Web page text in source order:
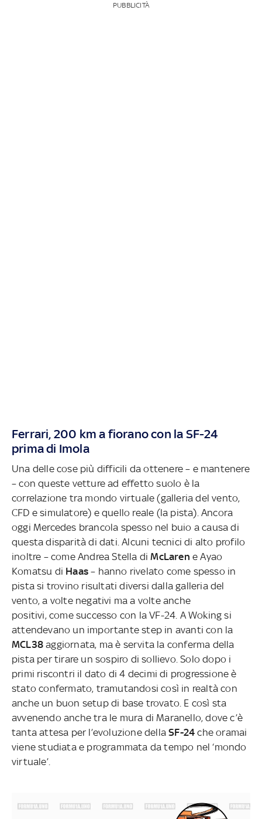
PUBBLICITÀ
Ferrari, 200 km a fiorano con la SF-24
prima di Imola
Una delle cose più difficili da ottenere – e mantenere
– con queste vetture ad effetto suolo è la
correlazione tra mondo virtuale (galleria del vento,
CFD e simulatore) e quello reale (la pista). Ancora
oggi Mercedes brancola spesso nel buio a causa di
questa disparità di dati. Alcuni tecnici di alto profilo
inoltre – come Andrea Stella diMcLarene Ayao
Komatsu di Haas– hanno rivelato come spesso in
pista si trovino risultati diversi dalla galleria del
vento, a volte negativi ma a volte anche
positivi, come successo con la VF-24. A Woking si
attendevano un importante step in avanti con la
MCL38aggiornata, ma è servita la conferma della
pista per tirare un sospiro di sollievo. Solo dopo i
primi riscontri il dato di 4 decimi di progressione è
stato confermato, tramutandosi così in realtà con
anche un buon setup di base trovato. E così sta
avvenendo anche tra le mura di Maranello, dove c’è
tanta attesa per l’evoluzione dellaSF-24che oramai
viene studiata e programmata da tempo nel ‘mondo
virtuale’.